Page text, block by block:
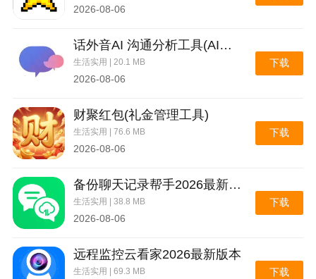
2026-08-06
话外音AI 沟通分析工具(AI沟通分析工具)
生活实用 | 20.1 MB
2026-08-06
下载
财聚红包(礼金管理工具)
生活实用 | 76.6 MB
2026-08-06
下载
备份聊天记录帮手2026最新版本
生活实用 | 38.8 MB
2026-08-06
下载
远程监控云看家2026最新版本
生活实用 | 69.3 MB 下载